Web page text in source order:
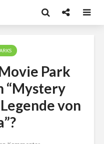
Park
“Mystery
von